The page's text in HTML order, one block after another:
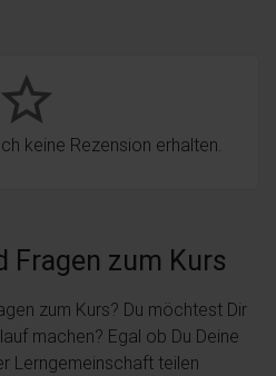
star_border
keine Rezension erhalten.
Fragen zum Kurs
zum Kurs? Du möchtest Dir
machen? Egal ob Du Deine
Lerngemeinschaft teilen